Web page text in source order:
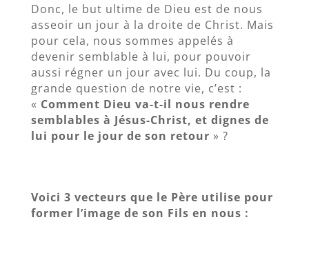
Donc, le but ultime de Dieu est de nous
asseoir un jour à la droite de Christ. Mais
pour cela, nous sommes appelés à
devenir semblable à lui, pour pouvoir
aussi régner un jour avec lui. Du coup, la
grande question de notre vie, c’est :
« Comment Dieu va-t-il nous rendre
semblables à Jésus-Christ, et dignes de
lui pour le jour de son retour » ?
Voici 3 vecteurs que le Père utilise pour
former l’image de son Fils en nous :